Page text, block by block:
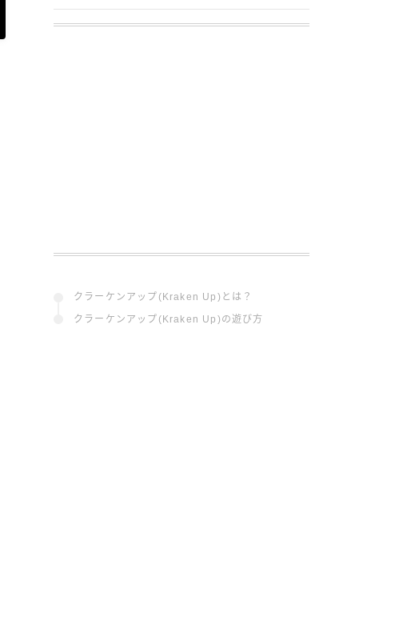
クラーケンアップ(Kraken Up)とは？
クラーケンアップ(Kraken Up)の遊び方